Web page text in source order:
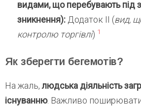
видами, що перебувають під
зникнення): Додаток II (вид,
контролю торгівлі) 1
Як зберегти бегемотів?
На жаль, людська діяльність
існуванню. Важливо